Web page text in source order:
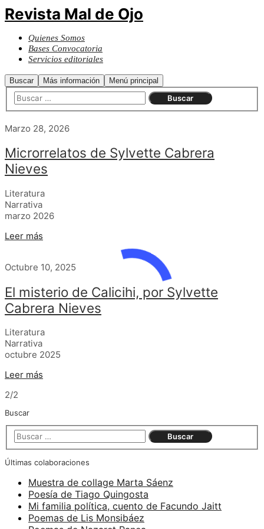
Revista Mal de Ojo
Quienes Somos
Bases Convocatoria
Servicios editoriales
Buscar Más información Menú principal
Marzo 28, 2026
Microrrelatos de Sylvette Cabrera
Nieves
Literatura
Narrativa
marzo 2026
Leer más
Octubre 10, 2025
El misterio de Calicihi, por Sylvette
Cabrera Nieves
Literatura
Narrativa
octubre 2025
Leer más
2/2
Buscar
Últimas colaboraciones
Muestra de collage Marta Sáenz
Poesía de Tiago Quingosta
Mi familia política, cuento de Facundo Jaitt
Poemas de Lis Monsibáez